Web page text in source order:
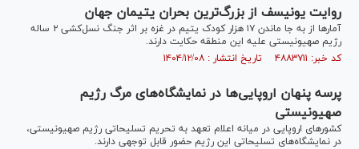
روایت یونیسف از بزرگ‌ترین بحران یتیمان جهان
آمار‌ها از به جا ماندن ۱۷ هزار کودک یتیم در غزه بر اثر جنگ نسل‌کشی ۲ ساله
رژیم صهیونیستی علیه این منطقه حکایت دارند.
کد خبر: ۴۸۸۳۷۱۱ تاریخ انتشار : ۱۴۰۴/۱۲/۰۸
پرسه پنهان اروپایی‌ها در نمایشگاه‌های مرگ رژیم
صهیونیستی
کشور‌های اروپایی در میانه اعلام تعهد به تحریم تسلیحاتی رژیم صهیونیستی،
در نمایشگاه‌های تسلیحاتی این رژیم حضور قابل توجهی دارند.